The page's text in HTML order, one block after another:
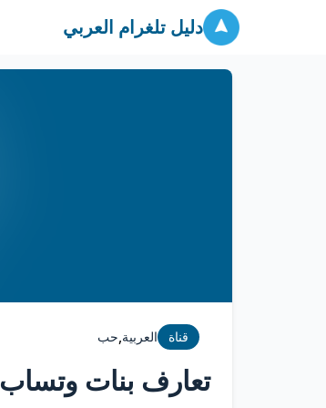
دليل تلغرام العربي
قناة العربية,حب
تعارف بنات وتساب